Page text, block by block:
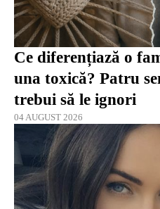
Ce diferențiază o
una toxică? Patru
trebui să le ignori
04 AUGUST 2026